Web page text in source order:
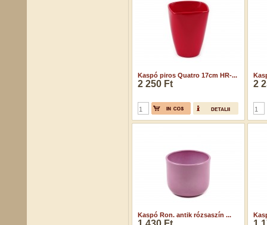
Kaspó piros Quatro 17cm HR-...
2 250 Ft 2
Kaspó Ron. antik rózsaszín ...